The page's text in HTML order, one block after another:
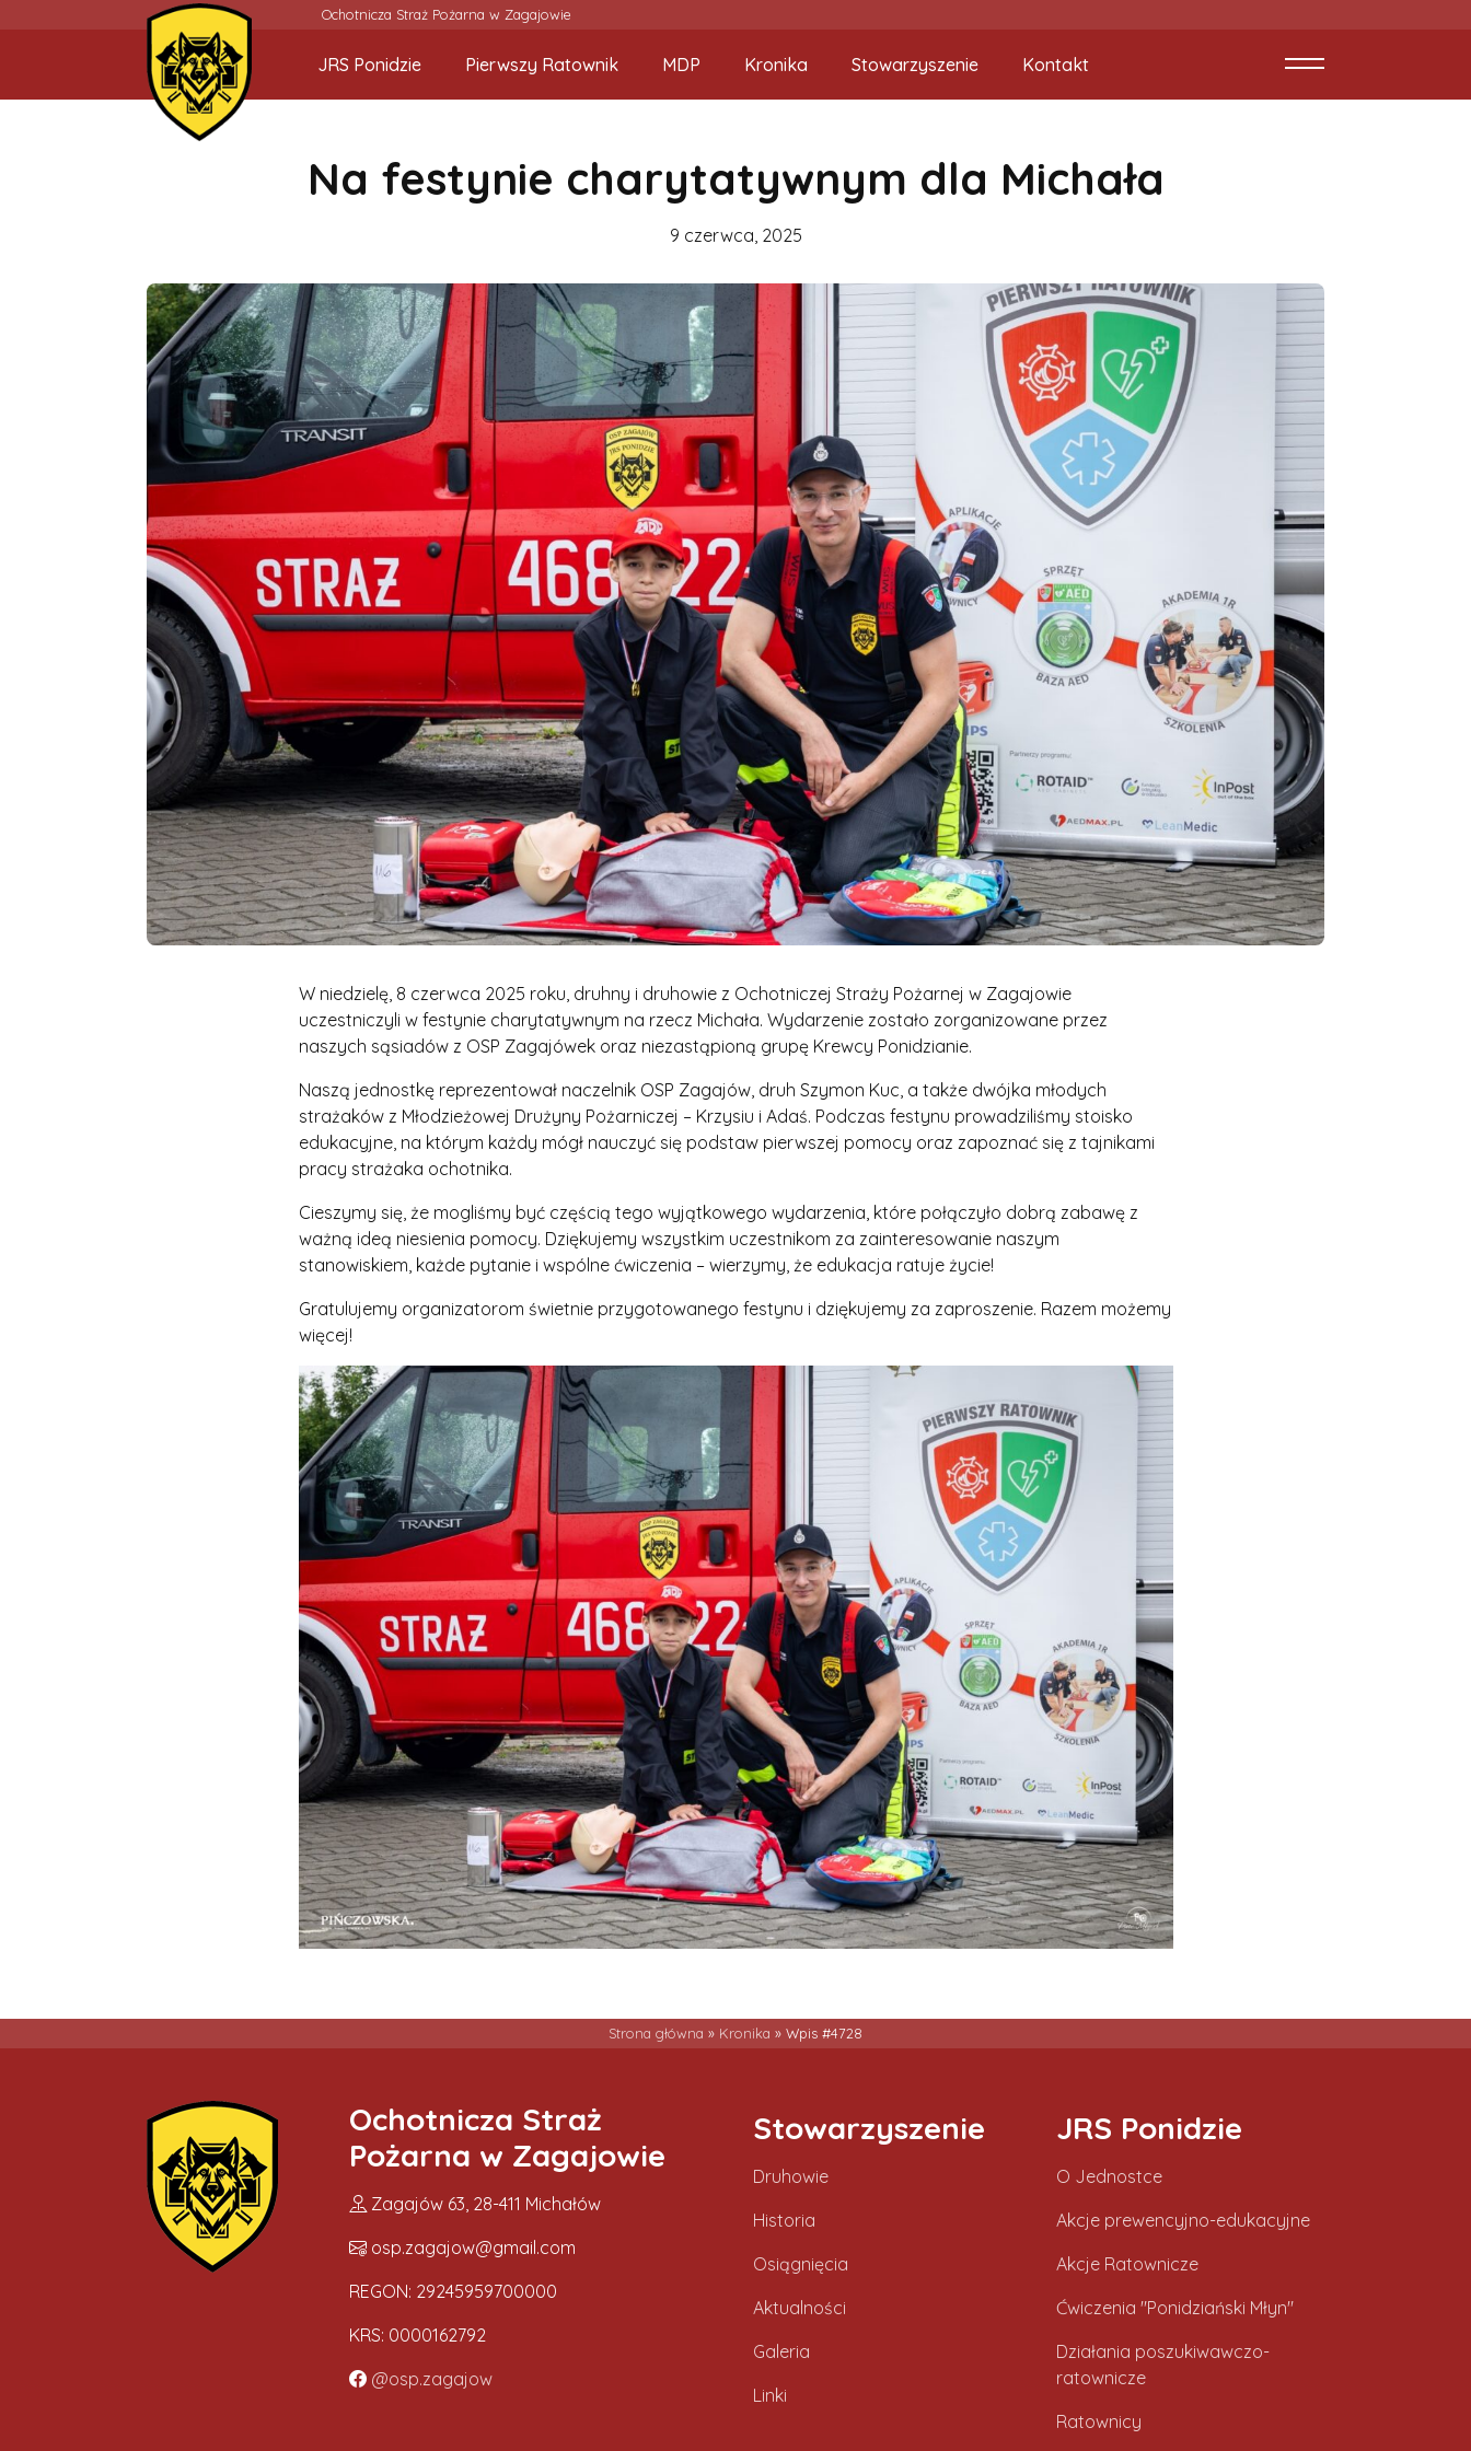
Ochotnicza Straż Pożarna w Zagajowie
JRS Ponidzie Pierwszy Ratownik MDP Kronika Stowarzyszenie Kontakt
Na festynie charytatywnym dla Michała
9 czerwca, 2025
W niedzielę, 8 czerwca 2025 roku, druhny i druhowie z Ochotniczej Straży Pożarnej w Zagajowie
uczestniczyli w festynie charytatywnym na rzecz Michała. Wydarzenie zostało zorganizowane przez
naszych sąsiadów z OSP Zagajówek oraz niezastąpioną grupę Krewcy Ponidzianie.
Naszą jednostkę reprezentował naczelnik OSP Zagajów, druh Szymon Kuc, a także dwójka młodych
strażaków z Młodzieżowej Drużyny Pożarniczej – Krzysiu i Adaś. Podczas festynu prowadziliśmy stoisko
edukacyjne, na którym każdy mógł nauczyć się podstaw pierwszej pomocy oraz zapoznać się z tajnikami
pracy strażaka ochotnika.
Cieszymy się, że mogliśmy być częścią tego wyjątkowego wydarzenia, które połączyło dobrą zabawę z
ważną ideą niesienia pomocy. Dziękujemy wszystkim uczestnikom za zainteresowanie naszym
stanowiskiem, każde pytanie i wspólne ćwiczenia – wierzymy, że edukacja ratuje życie!
Gratulujemy organizatorom świetnie przygotowanego festynu i dziękujemy za zaproszenie. Razem możemy
więcej!
Strona główna » Kronika » Wpis #4728
Ochotnicza Straż
Pożarna w Zagajowie
Zagajów 63, 28-411 Michałów
osp.zagajow@gmail.com
REGON: 29245959700000
KRS: 0000162792
@osp.zagajow
Stowarzyszenie
Druhowie
Historia
Osiągnięcia
Aktualności
Galeria
Linki
JRS Ponidzie
O Jednostce
Akcje prewencyjno-edukacyjne
Akcje Ratownicze
Ćwiczenia "Ponidziański Młyn"
Działania poszukiwawczo-
ratownicze
Ratownicy